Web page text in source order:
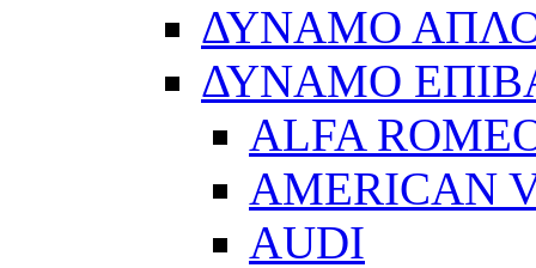
ΔΥΝΑΜΟ
ΔΥΝΑΜΟ
ALFA
AMERICAN
AUDI